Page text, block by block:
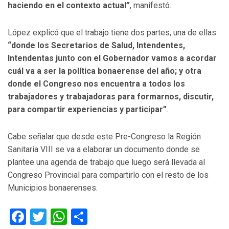
haciendo en el contexto actual”, manifestó.
López explicó que el trabajo tiene dos partes, una de ellas
“donde los Secretarios de Salud, Intendentes,
Intendentas junto con el Gobernador vamos a acordar
cuál va a ser la política bonaerense del año; y otra
donde el Congreso nos encuentra a todos los
trabajadores y trabajadoras para formarnos, discutir,
para compartir experiencias y participar”.
Cabe señalar que desde este Pre-Congreso la Región
Sanitaria VIII se va a elaborar un documento donde se
plantee una agenda de trabajo que luego será llevada al
Congreso Provincial para compartirlo con el resto de los
Municipios bonaerenses.
Facebook
TwitterWhatsApp